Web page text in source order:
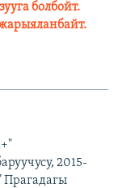
болбойт.
2015-